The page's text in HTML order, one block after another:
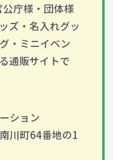
庁様・団体様
ズ・名入れグッ
・ミニイベン
通販サイトで
ション
川町64番地の1